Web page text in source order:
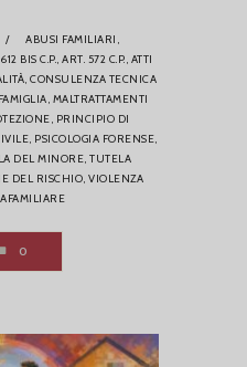
/
ABUSI FAMILIARI,
BIS C.P., ART. 572 C.P., ATTI
CONSULENZA TECNICA
MALTRATTAMENTI
PRINCIPIO DI
PSICOLOGIA FORENSE,
DEL MINORE, TUTELA
DEL RISCHIO, VIOLENZA
0